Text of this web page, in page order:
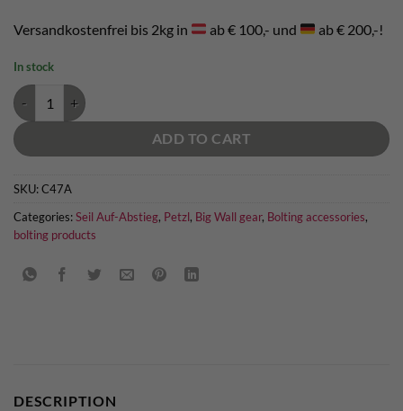
Versandkostenfrei bis 2kg in ab € 100,- und ab € 200,-!
In stock
Petzl Footape quantity
ADD TO CART
SKU:C47A
Categories:Seil Auf-Abstieg, Petzl, Big Wall gear, Bolting accessories,
bolting products
DESCRIPTION